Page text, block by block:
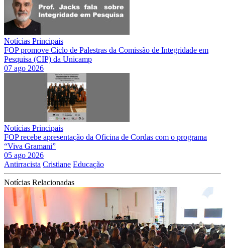
Notícias Principais
FOP promove Ciclo de Palestras da Comissão de Integridade em
Pesquisa (CIP) da Unicamp
07 ago 2026
Notícias Principais
FOP recebe apresentação da Oficina de Cordas com o programa
“Viva Gramani”
05 ago 2026
Antirracista Cristiane Educação
Notícias Relacionadas